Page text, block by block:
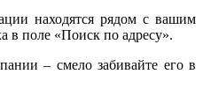
находятся рядом с вашим
в поле «Поиск по адресу».
– смело забивайте его в